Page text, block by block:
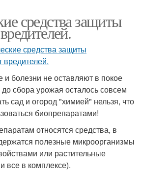
средства защиты
болезни не оставляют в покое
сбора урожая осталось совсем
сад и огород "химией" нельзя, что
биопрепаратами!
относятся средства, в
полезные микроорганизмы
или растительные
все в комплексе).